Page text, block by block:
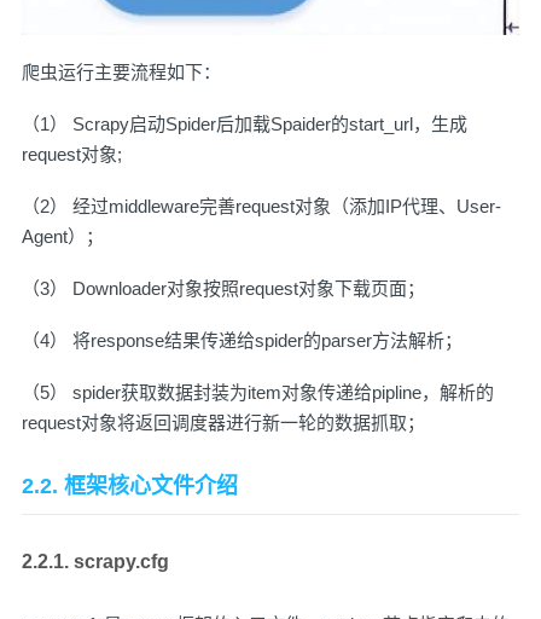
爬虫运行主要流程如下：
（1） Scrapy启动Spider后加载Spaider的start_url，生成
request对象;
（2） 经过middleware完善request对象（添加IP代理、User-
Agent）；
（3） Downloader对象按照request对象下载页面；
（4） 将response结果传递给spider的parser方法解析；
（5） spider获取数据封装为item对象传递给pipline，解析的
request对象将返回调度器进行新一轮的数据抓取；
2.2. 框架核心文件介绍
2.2.1. scrapy.cfg